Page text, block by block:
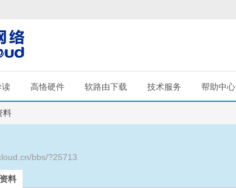
读 高恪硬件 软路由下载 技术服务 帮助中心
料
bbs/?25713
料